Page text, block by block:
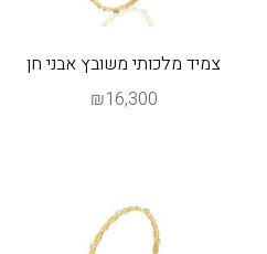
צמיד מלכותי משובץ אבני חן
₪16,300